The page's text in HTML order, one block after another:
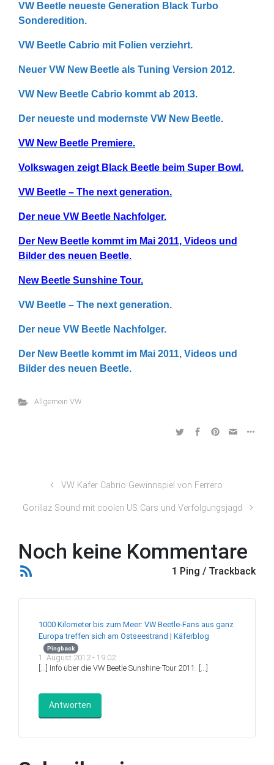
VW Beetle neueste Generation Black Turbo
Sonderedition.
VW Beetle Cabrio mit Folien verziehrt.
Neuer VW New Beetle als Tuning Version 2012.
VW New Beetle Cabrio kommt ab 2013.
Der neueste und modernste VW New Beetle.
VW New Beetle Premiere.
Volkswagen zeigt Black Beetle beim Super Bowl.
VW Beetle – The next generation.
Der neue VW Beetle Nachfolger.
Der New Beetle kommt im Mai 2011, Videos und
Bilder des neuen Beetle.
New Beetle Sunshine Tour.
VW Beetle – The next generation.
Der neue VW Beetle Nachfolger.
Der New Beetle kommt im Mai 2011, Videos und
Bilder des neuen Beetle.
Allgemein VW
VW Käfer Cabrio Gewinnspiel von Ferrero
Gorillaz Sound mit coolen US Cars und Verfolgungsjagd
Noch keine Kommentare
1 Ping / Trackback
1000 Kilometer bis zum Meer: VW Beetle-Fans aus ganz
Europa treffen sich am Ostseestrand | Käferblog
Pingback
1. August 2012 - 19:02
[…] Info über die VW Beetle Sunshine-Tour 2011. […]
Antworten